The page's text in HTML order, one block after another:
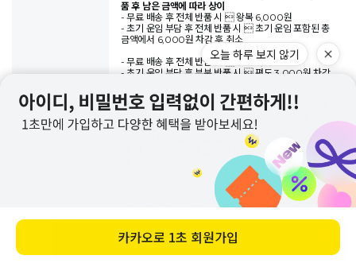
바로 구매하기
품 후 남은 금액에 따라 상이
- 무료 배송 후 전체 반품 시  왕복 6,000원
- 초기 운임 부담 후 전체 반품 시  초기 운임 포함된 총
금액에서 6,000원 차감 후 취소
- 무료 배송 후 전체 반품 시  왕복 6,000원
- 초기 운임 부담 후 부분 반품 시  편도 3,000원 차감
※ 교환/반품으로 인한 총 주문금액에 차액이 발생할 시,
경우에 따라 사은품으로 지급된 상품도 회수되어야 할 수
있습니다.
사은품이 미 회수된 경우 교환 및 반품이 불가할 수 있으
니, 이 점 역시 반드시 고객센터로 문의해주시기 바랍니
[교환/반품이 가능한 경우]
- 상품하자 및 데일리라이크의 과실(오배송 등)로 인한
교환/반품 시 무료교환 및 무료반품이 가능합니다.
- 고객변심으로 인한 교환/반품의 경우, 제품의 겉포장이
훼손되지 않았을 시에만 고객 부담으로 1회 교환 및 반품
오늘 하루 보지 않기
카카오로 1초 회원가입